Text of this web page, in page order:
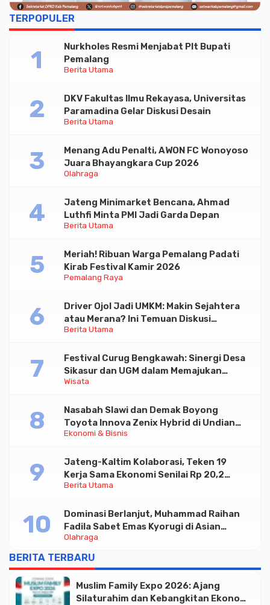
TERPOPULER
Berita Utama
Nurkholes Resmi Menjabat Plt Bupati
Pemalang
Berita Utama
DKV Fakultas Ilmu Rekayasa, Universitas
Paramadina Gelar Diskusi Desain
Olahraga
Menang Adu Penalti, AWON FC Wonoyoso
Juara Bhayangkara Cup 2026
Berita Utama
Jateng Minimarket Bencana, Ahmad
Luthfi Minta PMI Jadi Garda Depan
Pemalang Raya
Meriah! Ribuan Warga Pemalang Padati
Kirab Festival Kamir 2026
Berita Utama
Driver Ojol Jadi UMKM: Makin Sejahtera
atau Merana? Ini Temuan Diskusi
Paramadina
Wisata
Festival Curug Bengkawah: Sinergi Desa
Sikasur dan UGM dalam Memajukan
Wisata serta UMKM Lokal
Ekonomi & Bisnis
Nasabah Slawi dan Demak Boyong
Toyota Innova Zenix Hybrid di Undian
Tabungan Bima Bank Jateng
Berita Utama
Jateng-Kaltim Kolaborasi, Teken 19
Kerja Sama Ekonomi Senilai Rp 20,2
Triliun
Olahraga
Dominasi Berlanjut, Muhammad Raihan
Fadila Sabet Emas Kyorugi di Asian
Taekwondo Indonesia Open 2026
BERITA TERBARU
Muslim Family Expo 2026: Ajang
Silaturahim dan Kebangkitan Ekonomi